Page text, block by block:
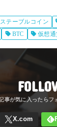
ステーブルコイン
BTC 仮想